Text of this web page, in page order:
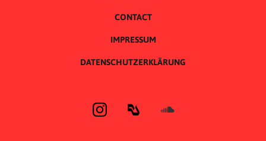
CONTACT
IMPRESSUM
DATENSCHUTZERKLÄRUNG